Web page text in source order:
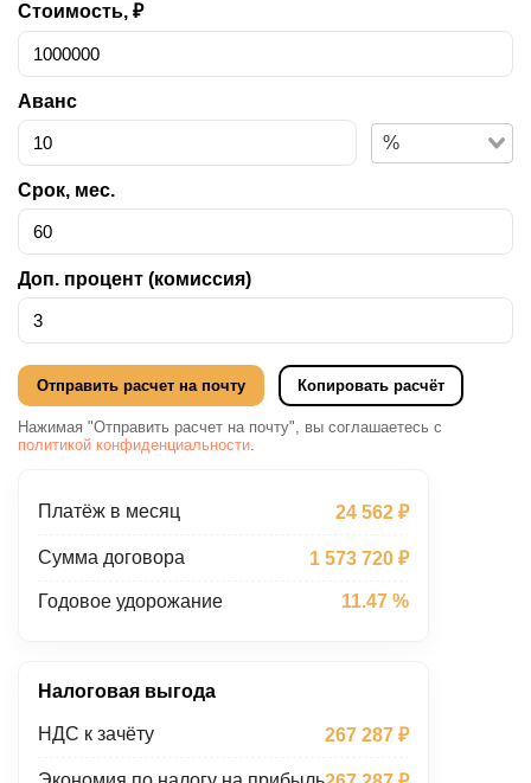
Стоимость, ₽
Аванс
%
Срок, мес.
Доп. процент (комиссия)
Отправить расчет на почту Копировать расчёт
Нажимая "Отправить расчет на почту", вы соглашаетесь с
политикой конфиденциальности.
Платёж в месяц 24 562 ₽
Сумма договора 1 573 720 ₽
Годовое удорожание 11.47 %
Налоговая выгода
НДС к зачёту 267 287 ₽